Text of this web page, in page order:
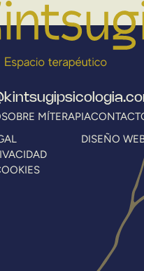
SOBRE MÍTERAPIA
DISEÑO